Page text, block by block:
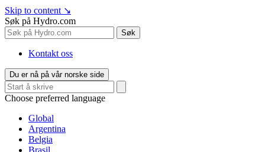
Skip to content ↘
Søk på Hydro.com
Søk
Kontakt oss
Du er nå på vår norske side
Choose preferred language
Global
Argentina
Belgia
Brasil